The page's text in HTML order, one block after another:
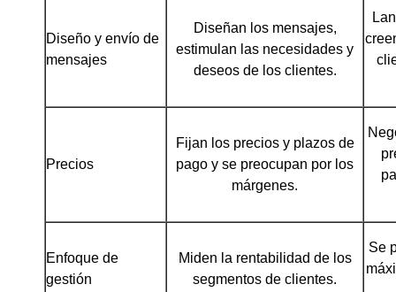
Diseño y envío de
mensajes
Diseñan los mensajes,
estimulan las necesidades y
deseos de los clientes.
Precios
Fijan los precios y plazos de
pago y se preocupan por los
márgenes.
Enfoque de
gestión
Miden la rentabilidad de los
segmentos de clientes.
Se